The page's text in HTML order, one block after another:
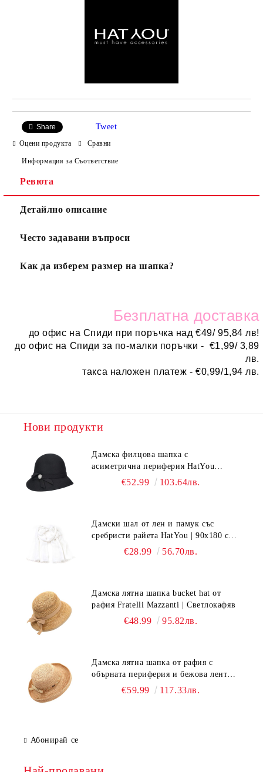
Share Tweet
Оцени продукта Сравни
Информация за Съответствие
Ревюта
Детайлно описание
Често задавани въпроси
Как да изберем размер на шапка?
Безплатна доставка
до офис на Спиди при поръчка над€49/ 95,84 лв!
до офис на Спиди за по-малки поръчки - €1,99/ 3,89
лв.
такса наложен платеж -€0,99/1,94 лв.
Нови продукти
Дамска филцова шапка с
асиметрична периферия HatYou
CF0376 | Черен
€52.99 103.64лв.
Дамски шал от лен и памук със
сребристи райета HatYou | 90x180 см |
€28.99 56.70лв.
Дамска лятна шапка bucket hat от
рафия Fratelli Mazzanti | Светлокафяв
€48.99 95.82лв.
Дамска лятна шапка от рафия с
обърната периферия и бежова лента
Fratelli Mazzanti | Натурален
€59.99 117.33лв.
Абонирай се